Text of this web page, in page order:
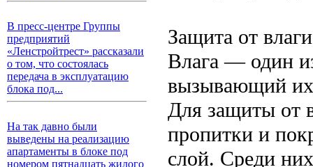
В пресс-центре Группы
предприятий
«Ленстройтрест» рассказали
о том, что состоялась
передача в эксплуатацию
блока под...
На так давно были
выведены на реализацию
апартаменты в блоке под
номером пятнадцать жилого
Защита от влаги
Влага — один
вызывающий их
Для защиты от
пропитки и
слой. Среди